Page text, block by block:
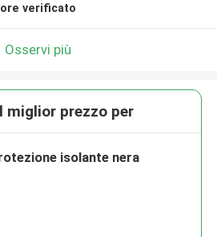
verificato
Osservi più
miglior prezzo per
isolante nera